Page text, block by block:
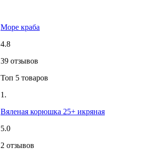
Море краба
4.8
39 отзывов
Топ 5 товаров
1.
Вяленая корюшка 25+ икряная
5.0
2 отзывов